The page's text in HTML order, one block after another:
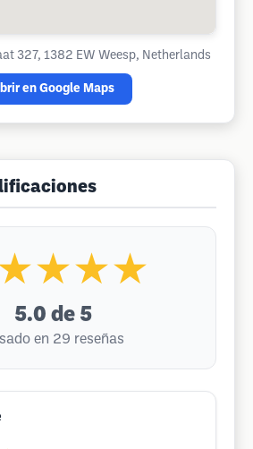
327, 1382 EW Weesp, Netherlands
en Google Maps
5.0 de 5
en 29 reseñas